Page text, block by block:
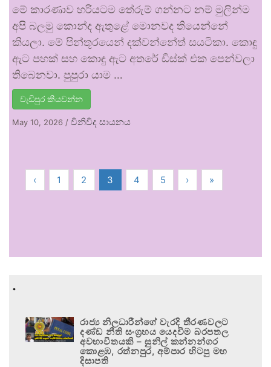
මේ කාරණාව හරියටම තේරුම් ගන්නට නම් මුලින්ම
අපි බලමු කොන්ද ඇතුළේ මොනවද තියෙන්නේ
කියලා. මේ පින්තූරයෙන් දක්වන්නේත් සයටිකා. කොඳු
ඇට පහක් සහ කොඳු ඇට අතරේ ඩිස්ක් එක පෙන්වලා
තිබෙනවා. පුපුරා යාම …
වැඩිපුර කියවන්න
May 10, 2026 / විනිවිද සායනය
‹ 1 2 3 4 5 › »
.
රාජ්‍ය නිලධාරීන්ගේ වැරදි තීරණවලට
දණ්ඩ නීති සංග්‍රහය යෙදවීම බරපතල
අවභාවිතයකි – සුනිල් කන්නන්ගර
කොළඹ, රත්නපුර, අම්පාර හිටපු මහ
දිසාපති